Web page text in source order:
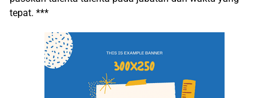
tepat. ***